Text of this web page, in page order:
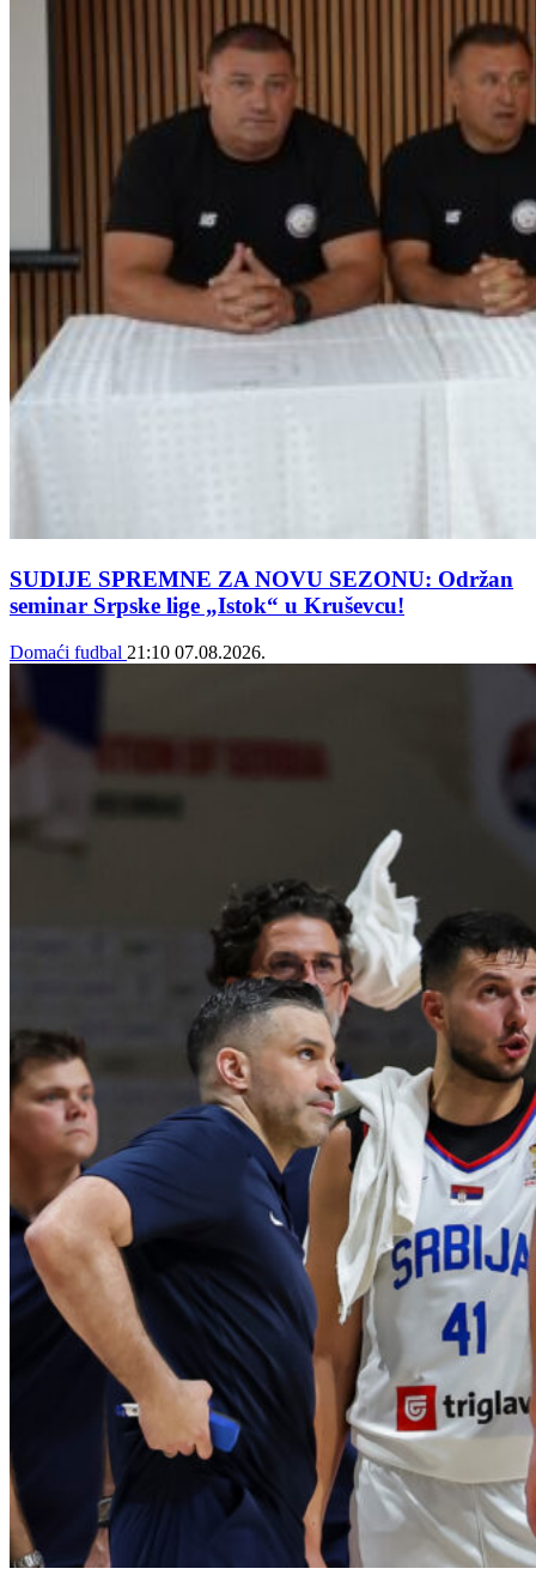
SUDIJE SPREMNE ZA NOVU SEZONU: Održan
seminar Srpske lige „Istok“ u Kruševcu!
Domaći fudbal 21:10 07.08.2026.